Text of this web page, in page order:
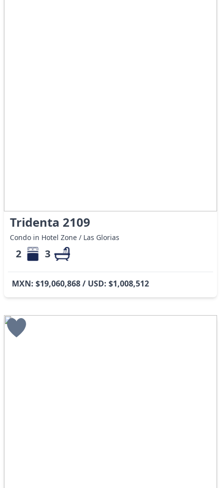
Tridenta 2109
Condo in Hotel Zone / Las Glorias
2 3
MXN: $19,060,868 / USD: $1,008,512